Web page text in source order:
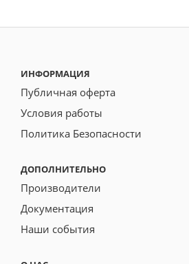
ИНФОРМАЦИЯ
Публичная оферта
Условия работы
Политика Безопасности
ДОПОЛНИТЕЛЬНО
Производители
Документация
Наши события